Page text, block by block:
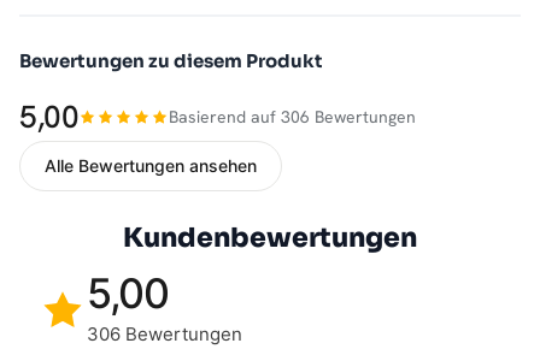
Bewertungen zu diesem Produkt
5,00 Basierend auf 306 Bewertungen
Alle Bewertungen ansehen
Kundenbewertungen
5,00
306 Bewertungen